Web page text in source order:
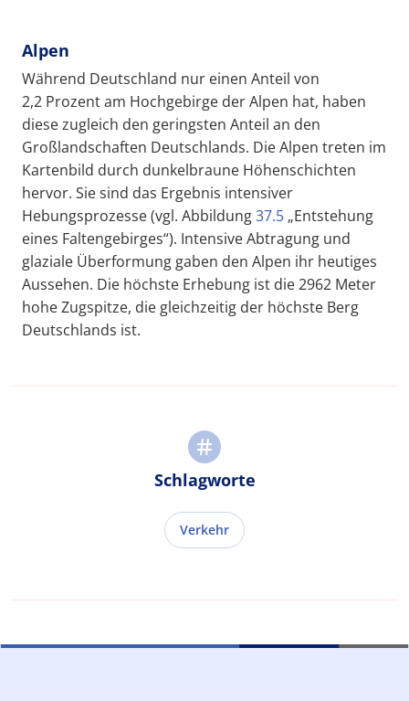
Alpen
Während Deutschland nur einen Anteil von
2,2 Prozent am Hochgebirge der Alpen hat, haben
diese zugleich den geringsten Anteil an den
Großlandschaften Deutschlands. Die Alpen treten im
Kartenbild durch dunkelbraune Höhenschichten
hervor. Sie sind das Ergebnis intensiver
Hebungsprozesse (vgl. Abbildung37.5 „Entstehung
eines Faltengebirges“). Intensive Abtragung und
glaziale Überformung gaben den Alpen ihr heutiges
Aussehen. Die höchste Erhebung ist die 2962 Meter
hohe Zugspitze, die gleichzeitig der höchste Berg
Deutschlands ist.
Schlagworte
Verkehr